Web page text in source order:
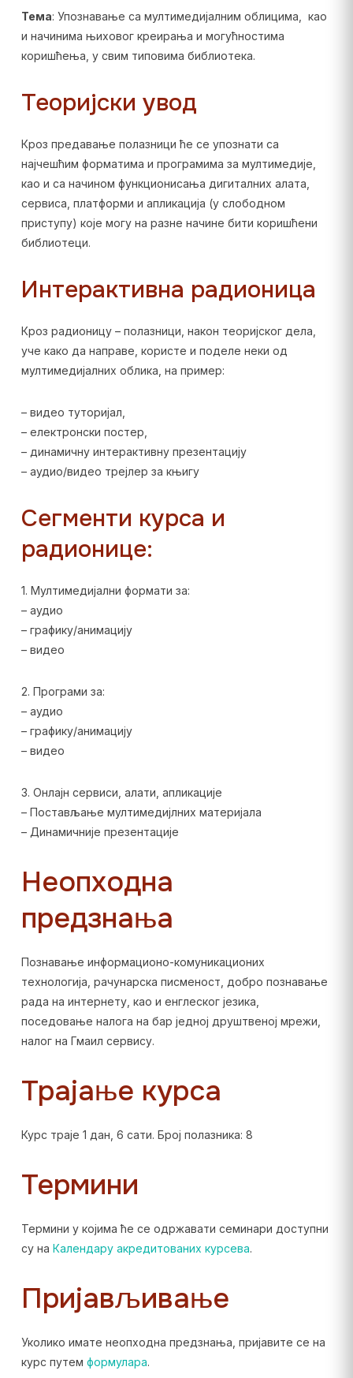
Тема: Упознавање са мултимедијалним облицима, као
и начинима њиховог креирања и могућностима
коришћења, у свим типовима библиотека.
Теоријски увод
Кроз предавање полазници ће се упознати са
најчешћим форматима и програмима за мултимедије,
као и са начином функционисања дигиталних алата,
сервиса, платформи и апликација (у слободном
приступу) које могу на разне начине бити коришћени
библиотеци.
Интерактивна радионица
Кроз радионицу – полазници, након теоријског дела,
уче како да направе, користе и поделе неки од
мултимедијалних облика, на пример:
– видео туторијал,
– електронски постер,
– динамичну интерактивну презентацију
– аудио/видео трејлер за књигу
Сегменти курса и
радионице:
1. Мултимедијални формати за:
– аудио
– графику/анимацију
– видео
2. Програми за:
– аудио
– графику/анимацију
– видео
3. Онлајн сервиси, алати, апликације
– Постављање мултимедијлних материјала
– Динамичније презентације
Неопходна
предзнања
Познавање информационо-комуникационих
технологија, рачунарска писменост, добро познавање
рада на интернету, као и енглеског језика,
поседовање налога на бар једној друштвеној мрежи,
налог на Гмаил сервису.
Трајање курса
Курс траје 1 дан, 6 сати. Број полазника: 8
Термини
Термини у којима ће се одржавати семинари доступни
су на Календару акредитованих курсева.
Пријављивање
Уколико имате неопходна предзнања, пријавите се на
курс путем формулара.